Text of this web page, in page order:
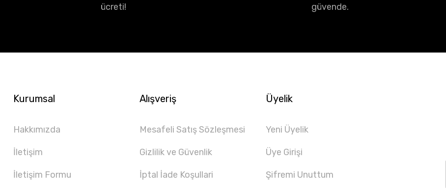
ücreti!
güvende.
Kurumsal
Hakkımızda
İletişim
İletişim Formu
Alışveriş
Mesafeli Satış Sözleşmesi
Gizlilik ve Güvenlik
İptal İade Koşullari
Üyelik
Yeni Üyelik
Üye Girişi
Şifremi Unuttum